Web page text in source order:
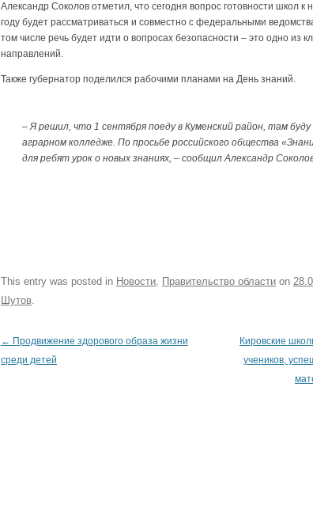
Александр Соколов отметил, что сегодня вопрос готовности школ к
году будет рассматриваться и совместно с федеральными
том числе речь будет идти о вопросах безопасности – это одно из
направлений.
Также губернатор поделился рабочими планами на День знаний.
– Я решил, что 1 сентября поеду в Куменский район, там буду
аграрном колледже. По просьбе российского общества
для ребят урок о новых знаниях, – сообщил Александр
This entry was posted in Новости Правительство области on
Шутов
Post navigation
← Продвижение здорового образа жизни
среди детей
Кировские
учеников,